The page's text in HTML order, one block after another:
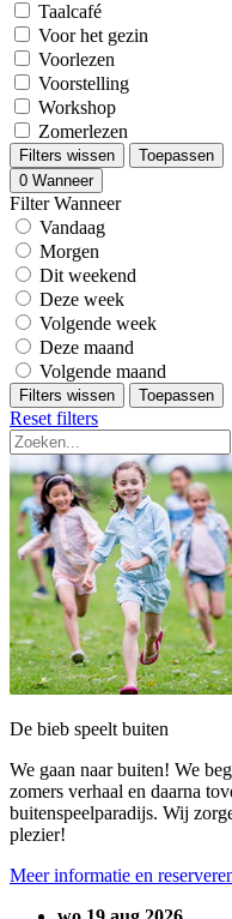
Taalcafé
Voor het gezin
Voorlezen
Voorstelling
Workshop
Zomerlezen
Filters wissen
Toepassen
0 Wanneer
Filter Wanneer
Vandaag
Morgen
Dit weekend
Deze week
Volgende week
Deze maand
Volgende maand
Filters wissen Toepassen
Reset filters
De bieb speelt buiten
We gaan naar buiten! We
zomers verhaal en daarna
buitenspeelparadijs. Wij
plezier!
Meer informatie en